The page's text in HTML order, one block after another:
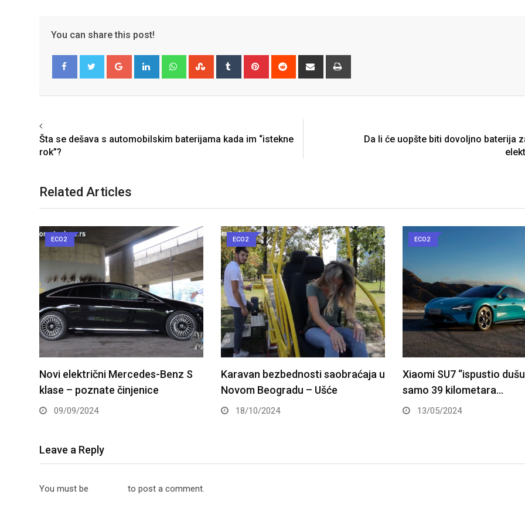
You can share this post!
Google+ LinkedIn WhatsappStumbleUpon
Tumblr Pinterest Reddit
Share
Šta se dešava s automobilskim baterijama kada im “istekne
rok”?
Da li će uopšte biti dovoljno baterija
Related Articles
ECO2
Karavan bezbednosti saobraćaja u
Novom Beogradu – Ušće
18/10/2024
ECO2
Xiaomi SU7 “ispustio dušu” nakon
samo 39 kilometara…
13/05/2024
ECO2
Trajna zabrana
vozilom – imaš dozvolu,
23/09/2024
Leave a Reply
You must be to post a comment.